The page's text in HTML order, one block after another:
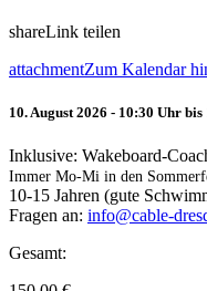
shareLink teilen
attachmentZum Kalendar
10. August 2026 - 10:30 Uhr
Inklusive: Wakeboard-
Immer Mo-Mi in den
10-15 Jahren (gute
Fragen an: info@cable-
Gesamt: